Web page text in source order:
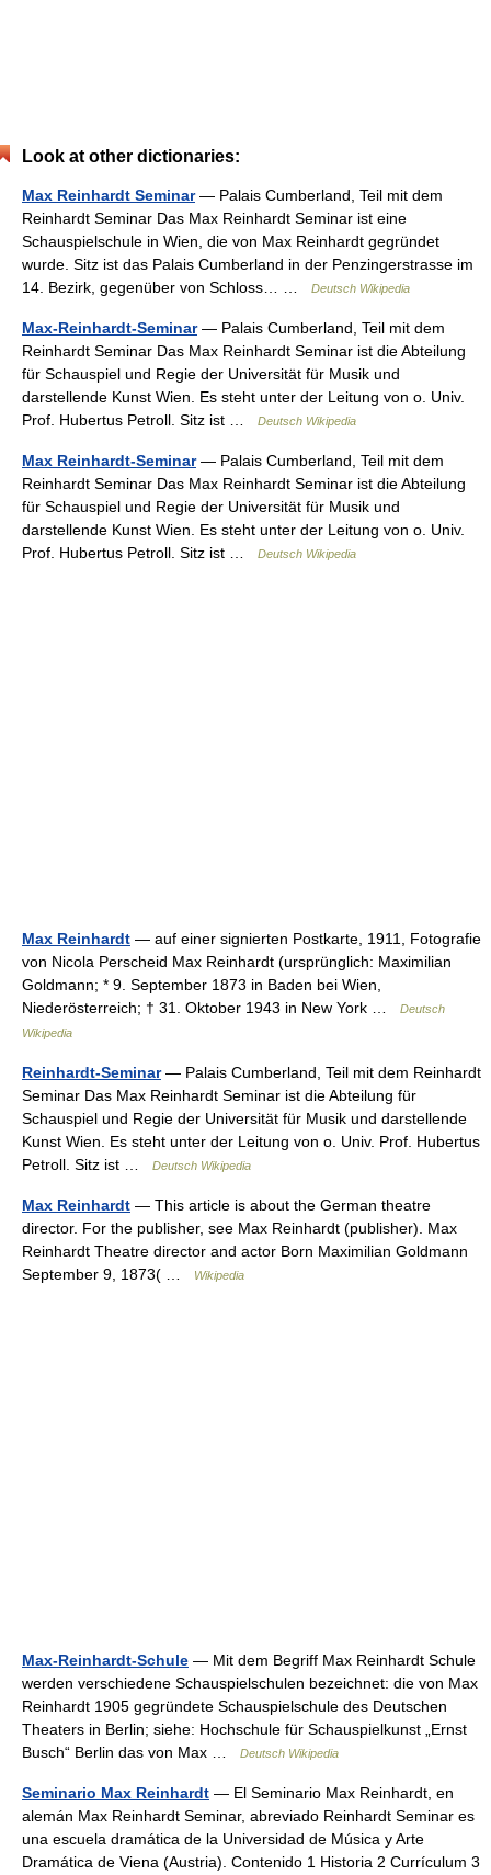
Look at other dictionaries:
Max Reinhardt Seminar— Palais Cumberland, Teil mit dem
Reinhardt Seminar Das Max Reinhardt Seminar ist eine
Schauspielschule in Wien, die von Max Reinhardt gegründet
wurde. Sitz ist das Palais Cumberland in der Penzingerstrasse im
14. Bezirk, gegenüber von Schloss… …
Deutsch Wikipedia
Max-Reinhardt-Seminar— Palais Cumberland, Teil mit dem
Reinhardt Seminar Das Max Reinhardt Seminar ist die Abteilung
für Schauspiel und Regie der Universität für Musik und
darstellende Kunst Wien. Es steht unter der Leitung von o. Univ.
Prof. Hubertus Petroll. Sitz ist …
Deutsch Wikipedia
Max Reinhardt-Seminar— Palais Cumberland, Teil mit dem
Reinhardt Seminar Das Max Reinhardt Seminar ist die Abteilung
für Schauspiel und Regie der Universität für Musik und
darstellende Kunst Wien. Es steht unter der Leitung von o. Univ.
Prof. Hubertus Petroll. Sitz ist …
Deutsch Wikipedia
Max Reinhardt — auf einer signierten Postkarte, 1911, Fotografie
von Nicola Perscheid Max Reinhardt (ursprünglich: Maximilian
Goldmann; * 9. September 1873 in Baden bei Wien,
Niederösterreich; † 31. Oktober 1943 in New York …
Deutsch
Wikipedia
Reinhardt-Seminar— Palais Cumberland, Teil mit dem Reinhardt
Seminar Das Max Reinhardt Seminar ist die Abteilung für
Schauspiel und Regie der Universität für Musik und darstellende
Kunst Wien. Es steht unter der Leitung von o. Univ. Prof. Hubertus
Petroll. Sitz ist …
Deutsch Wikipedia
Max Reinhardt — This article is about the German theatre
director. For the publisher, see Max Reinhardt (publisher). Max
Reinhardt Theatre director and actor Born Maximilian Goldmann
September 9, 1873( …
Wikipedia
Max-Reinhardt-Schule — Mit dem Begriff Max Reinhardt Schule
werden verschiedene Schauspielschulen bezeichnet: die von Max
Reinhardt 1905 gegründete Schauspielschule des Deutschen
Theaters in Berlin; siehe: Hochschule für Schauspielkunst „Ernst
Busch“ Berlin das von Max …
Deutsch Wikipedia
Seminario Max Reinhardt — El Seminario Max Reinhardt, en
alemán Max Reinhardt Seminar, abreviado Reinhardt Seminar es
una escuela dramática de la Universidad de Música y Arte
Dramática de Viena (Austria). Contenido 1 Historia 2 Currículum 3